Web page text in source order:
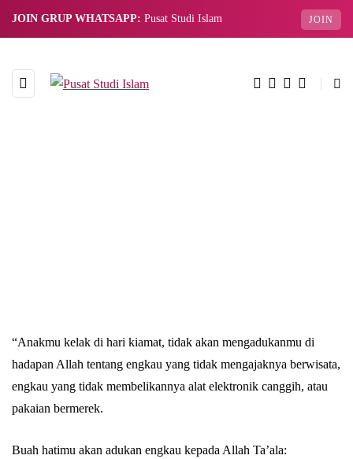
JOIN GRUP WHATSAPP: Pusat Studi Islam JOIN
Abu Umar
“Anakmu kelak di hari kiamat, tidak akan mengadukanmu di
hadapan Allah tentang engkau yang tidak mengajaknya berwisata,
engkau yang tidak membelikannya alat elektronik canggih, atau
pakaian bermerek.
Buah hatimu akan adukan engkau kepada Allah Ta’ala: